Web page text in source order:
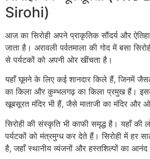
Sirohi)
आज का सिरोही अपने प्राकृतिक सौंदर्य और
जाता है। अरावली पर्वतमाला की गोद में बसा
से पर्यटकों को अपनी ओर खींचता है।
यहाँ घूमने के लिए कई शानदार किले हैं, जिनमें
का किला और कुम्भलगढ़ का किला प्रमुख हैं।
खूबसूरत मंदिर भी हैं, जैसे माताजी का मंदिर और
सिरोही की संस्कृति भी काफी समृद्ध है। यहाँ
पर्यटकों को मंत्रमुग्ध कर देते हैं। सिरोही में हर
है, जहाँ स्थानीय व्यंजनों और हस्तशिल्पों का